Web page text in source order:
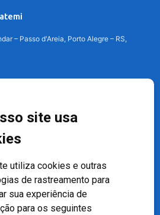
site usa
utiliza cookies e outras
de rastreamento para
sua experiência de
para os seguintes
– Passo d'Areia, Porto Alegre – RS,
Canoas – RS, 92010-010
250 - 3º andar - Teresópolis, Porto Alegre -